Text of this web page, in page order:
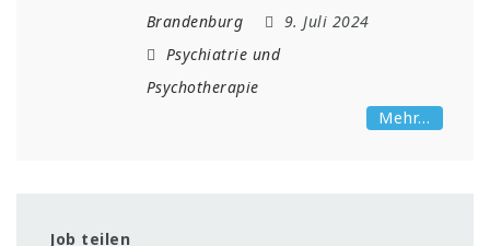
Brandenburg
9. Juli 2024
Psychiatrie und
Psychotherapie
Mehr...
Job teilen